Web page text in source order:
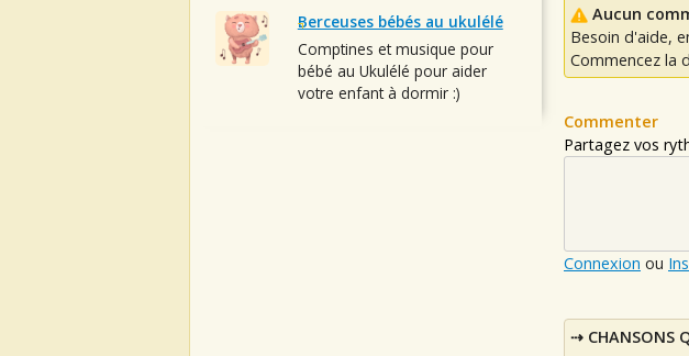
Aucun
Besoin d'aide,
Commencez la
Commenter
Partagez vos
Connexion ou
CHANSONS
Berceuses bébés au ukulélé
Comptines et musique pour
bébé au Ukulélé pour aider
votre enfant à dormir :)